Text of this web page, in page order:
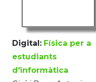
Digital: Física per a
estudiants
d'informàtica